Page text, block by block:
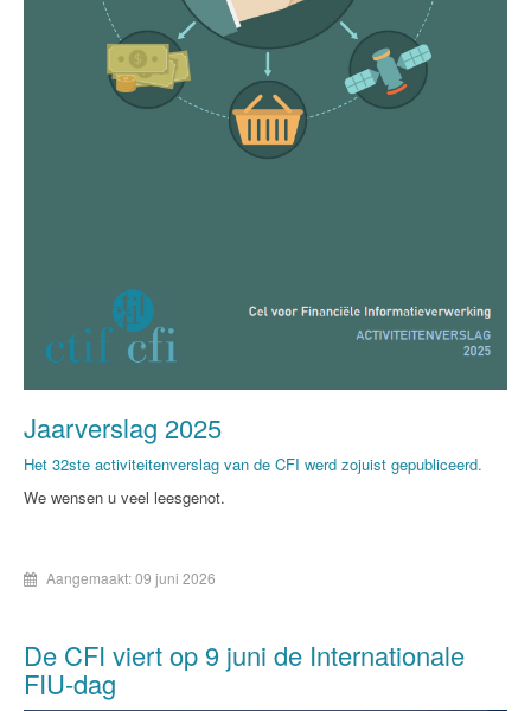
Jaarverslag 2025
Het 32ste activiteitenverslag van de CFI werd zojuist gepubliceerd.
We wensen u veel leesgenot.
Aangemaakt: 09 juni 2026
De CFI viert op 9 juni de Internationale
FIU-dag